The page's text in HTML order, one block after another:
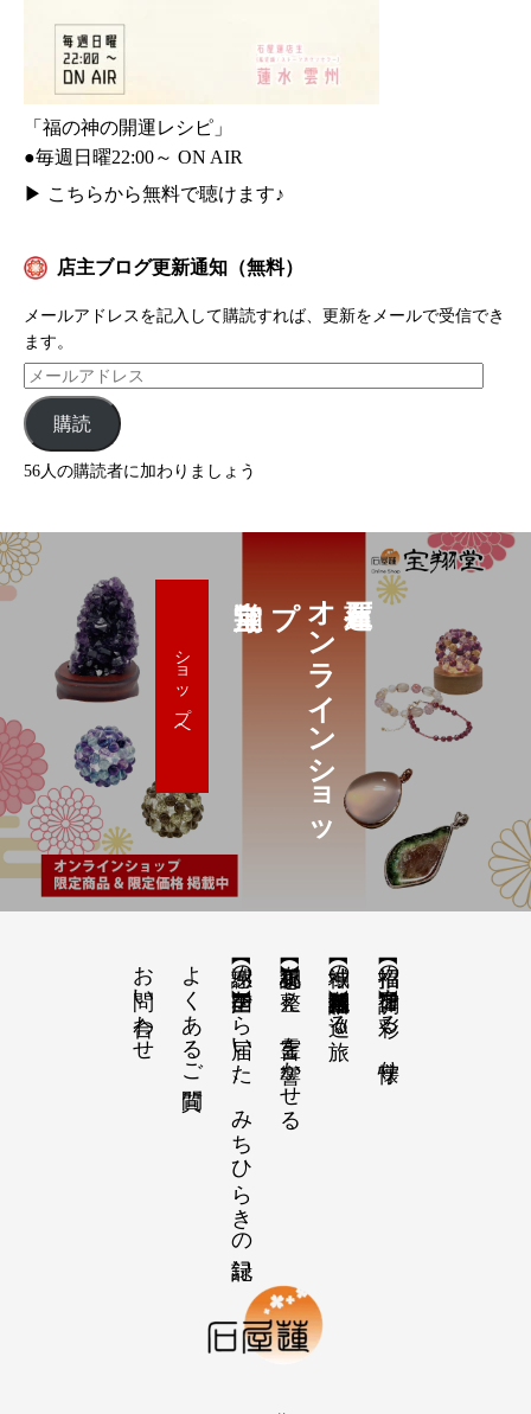
「福の神の開運レシピ」
●毎週日曜22:00～ ON AIR
▶ こちらから無料で聴けます♪
店主ブログ更新通知（無料）
メールアドレスを記入して購読すれば、更新をメールで受信でき
ます。
購読
56人の購読者に加わりましょう
オ
ン
ラ
イ
ン
シ
ョ
ッ
プ
ショップへ
【招福の調律】日々を彩る、懐守り
【神域の系譜】神社仏閣・自然を巡る旅
【祝詞集】心を整え、言霊を響かせる
【感謝の声】全国から届いた、みちひらきの記録
よくあるご質問
お問い合わせ